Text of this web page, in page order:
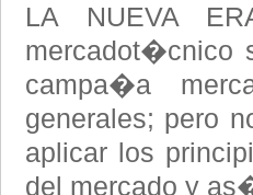
LA NUEVA
mercadot�cnico
campa�a
generales; pero
aplicar los
del mercado y